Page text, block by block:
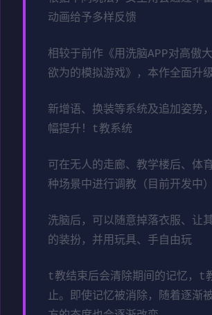
动画给予多样反馈
相较于前作《用洗脑APP对高傲
欲为的模拟游戏》，本作全面升级
新增语、换装等系统及追加姿势
幅提升！t教系统
可在无人的走廊、教学楼后、体
种场景中进行调教（目前开发中）
洗脑后，可以随意掉落衣服、让
的装扮，并用玩具、手自由玩
t教结束后会清除期间的记忆，t
止。即使记忆被消除，随着逐渐